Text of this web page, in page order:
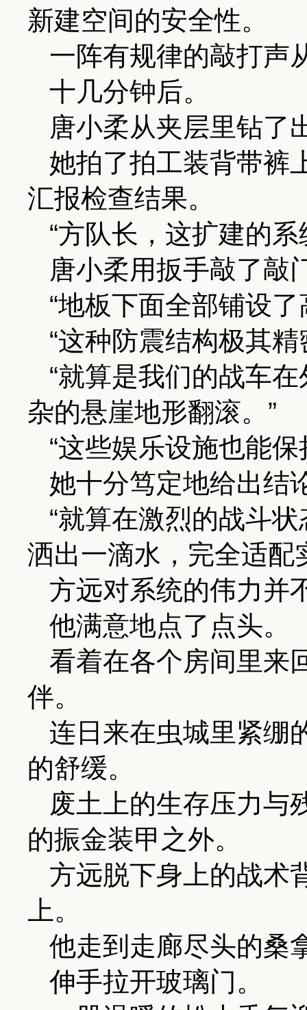
新建空间的安全性。
一阵有规律的敲打声
十几分钟后。
唐小柔从夹层里钻了
她拍了拍工装背带裤
汇报检查结果。
“方队长，这扩建的
唐小柔用扳手敲了敲
“地板下面全部铺设
“这种防震结构极其精
“就算是我们的战车
杂的悬崖地形翻滚。”
“这些娱乐设施也能
她十分笃定地给出结
“就算在激烈的战斗
洒出一滴水，完全适配
方远对系统的伟力并
他满意地点了点头。
看着在各个房间里来
伴。
连日来在虫城里紧绷
的舒缓。
废土上的生存压力与
的振金装甲之外。
方远脱下身上的战术
上。
他走到走廊尽头的桑
伸手拉开玻璃门。